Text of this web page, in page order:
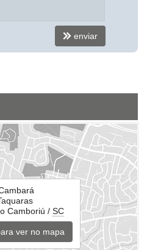
enviar
Camboriú / SC
ver no mapa